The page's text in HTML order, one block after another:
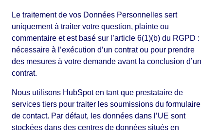
Le traitement de vos Données Personnelles sert
uniquement à traiter votre question, plainte ou
commentaire et est basé sur l’article 6(1)(b) du RGPD :
nécessaire à l’exécution d’un contrat ou pour prendre
des mesures à votre demande avant la conclusion d’un
contrat.
Nous utilisons HubSpot en tant que prestataire de
services tiers pour traiter les soumissions du formulaire
de contact. Par défaut, les données dans l’UE sont
stockées dans des centres de données situés en